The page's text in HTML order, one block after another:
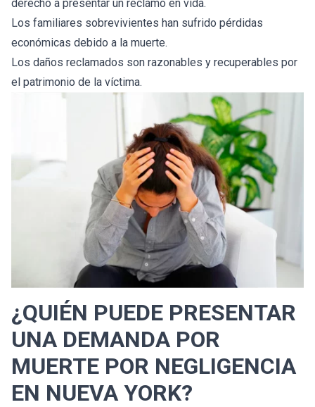
derecho a presentar un reclamo en vida.
Los familiares sobrevivientes han sufrido pérdidas
económicas debido a la muerte.
Los daños reclamados son razonables y recuperables por
el patrimonio de la víctima.
¿QUIÉN PUEDE PRESENTAR
UNA DEMANDA POR
MUERTE POR NEGLIGENCIA
EN NUEVA YORK?